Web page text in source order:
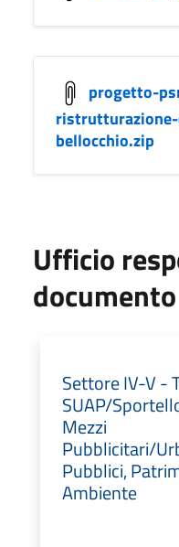
progetto-
bellocchio.zip
Ufficio
documento
Settore IV-V -
SUAP/
Mezzi
Pubblicitari/
Pubblici,
Ambiente